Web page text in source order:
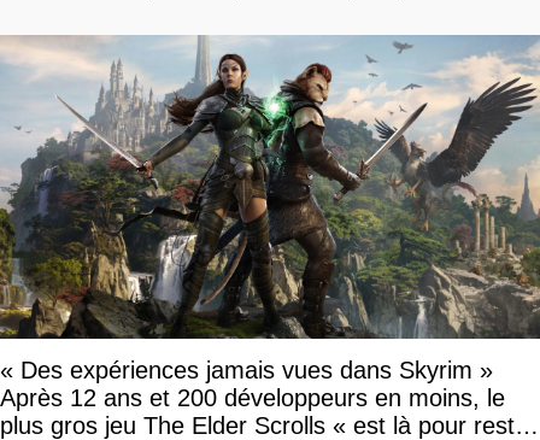
« Des expériences jamais vues dans Skyrim »
Après 12 ans et 200 développeurs en moins, le
plus gros jeu The Elder Scrolls « est là pour rester